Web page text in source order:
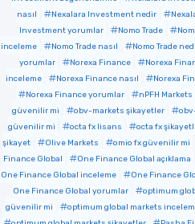
nasıl
Nexalara Investment nedir
Investment yorumlar
Nomo Trade
inceleme
Nomo Trade nasıl Nomo Trade
yorumlar
Norexa Finance Norexa
inceleme
Norexa Finance nasıl Norexa
Norexa Finance yorumlar
nPFH Markets
güvenilir mi
obv-markets şikayetler
güvenilir mi
octa fx lisans octa fx
şikayet
Olive Markets omio fx güvenilir mi
Finance Global
One Finance Global açıklama
One Finance Global inceleme
One Finance
One Finance Global yorumlar
optimum
güvenilir mi
optimum global markets